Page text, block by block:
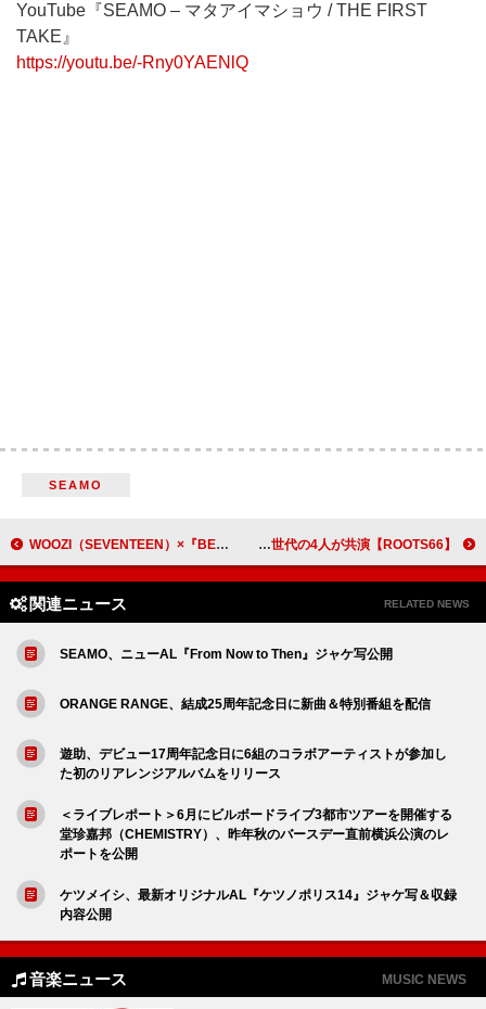
YouTube『SEAMO – マタアイマショウ / THE FIRST
TAKE』
https://youtu.be/-Rny0YAENlQ
SEAMO
WOOZI（SEVENTEEN）×『BEASTARS』板垣巴留のスペシャル対談動画が公開 【ROOTS66】スペシャルコラボ企画のショートムービー撮影、丙午世代の4人が共演
関連ニュース RELATED NEWS
SEAMO、ニューAL『From Now to Then』ジャケ写公開
ORANGE RANGE、結成25周年記念日に新曲＆特別番組を配信
遊助、デビュー17周年記念日に6組のコラボアーティストが参加し
た初のリアレンジアルバムをリリース
＜ライブレポート＞6月にビルボードライブ3都市ツアーを開催する
堂珍嘉邦（CHEMISTRY）、昨年秋のバースデー直前横浜公演のレ
ポートを公開
ケツメイシ、最新オリジナルAL『ケツノポリス14』ジャケ写＆収録
内容公開
音楽ニュース MUSIC NEWS